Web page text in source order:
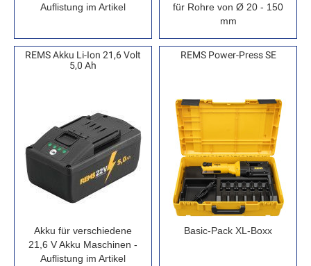
Auflistung im Artikel
für Rohre von Ø 20 - 150
mm
REMS Akku Li-Ion 21,6 Volt
5,0 Ah
Akku für verschiedene
21,6 V Akku Maschinen -
Auflistung im Artikel
REMS Power-Press SE
Basic-Pack XL-Boxx